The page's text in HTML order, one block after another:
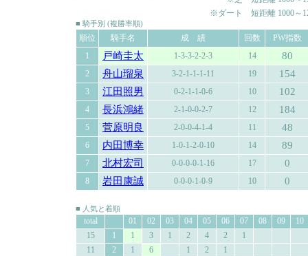
※ダート 短距離 1000～
■ 騎手別 (複勝率順)
順位 騎手名 成 績 回数
PW指数
1
戸崎圭太 1-3-3-2-2-3 14 80
2 舟山瑠泉 3-2-1-1-1-11 19 154
3 江田照男 0-2-1-1-0-6 10 102
4 長浜鴻緒 2-1-0-0-2-7 12 184
5 菅原明良 2-0-0-4-1-4 11 48
6 内田博幸 1-0-1-2-0-10 14 89
7 北村宏司 0-0-0-0-1-16 17 0
8 岩田康誠 0-0-0-1-0-9 10 0
■ 人気と着順
total 01 02 03 04 05 06 07 08 09
10
15
1 1 3 1 2 4 2
1
11
2 1 6 1 2
1